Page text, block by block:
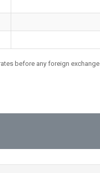
before any foreign